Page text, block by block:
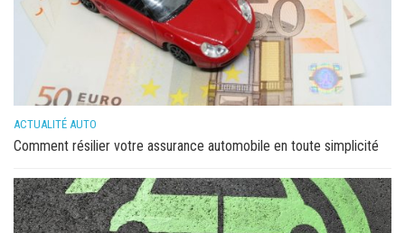
ACTUALITÉ AUTO
Comment résilier votre assurance automobile en toute simplicité